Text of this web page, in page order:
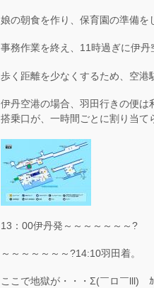
娘の朝食を作り、保育園の準備を
事務作業を終え、11時過ぎに伊丹
歩く距離を少なくするため、空港
伊丹空港の場合、羽田行きの便は
搭乗口が、一時間ごとに割り当て
13：00伊丹発～～～～～～～?
～～～～～～～?14:10羽田着。
ここで地獄が・・・Σ(￣ロ￣lll) ｶ